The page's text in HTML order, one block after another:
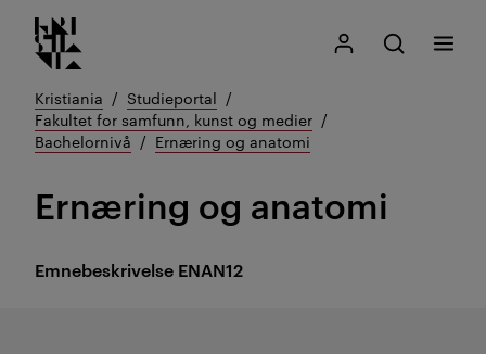
Gå
til
innhold
Kristiania logo
Mitt Kristiania
Åpne søk
Søk
Meny
Kristiania
Studieportal
Fakultet for samfunn, kunst og medier
Bachelornivå
Ernæring og anatomi
Emnebeskrivelse ENAN12
Ernæring og anatomi